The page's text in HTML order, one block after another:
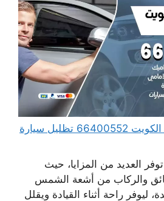
تظليل سيارات متنقل الكويت 66400552 تظليل سيارة
العديد من المزايا، حيث
والركاب من أشعة الشمس
ليوفر راحة أثناء القيادة ويقلل